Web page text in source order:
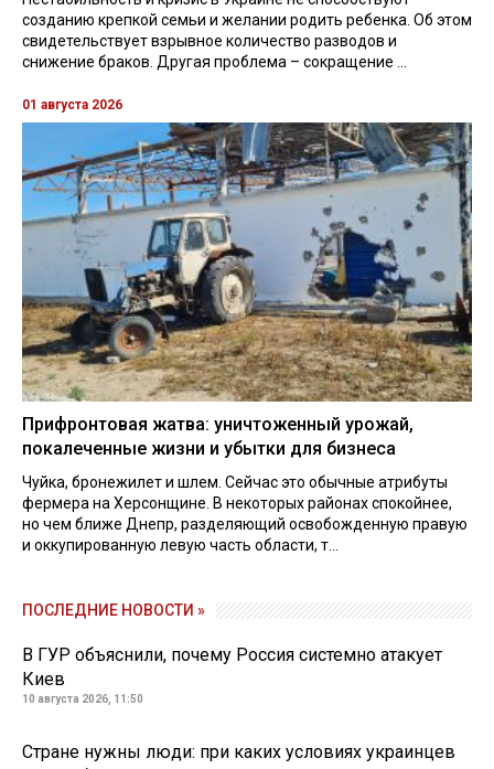
созданию крепкой семьи и желании родить ребенка. Об этом
свидетельствует взрывное количество разводов и
снижение браков. Другая проблема – сокращение ...
01 августа 2026
Прифронтовая жатва: уничтоженный урожай,
покалеченные жизни и убытки для бизнеса
Чуйка, бронежилет и шлем. Сейчас это обычные атрибуты
фермера на Херсонщине. В некоторых районах спокойнее,
но чем ближе Днепр, разделяющий освобожденную правую
и оккупированную левую часть области, т...
ПОСЛЕДНИЕ НОВОСТИ »
В ГУР объяснили, почему Россия системно атакует
Киев
10 августа 2026, 11:50
Стране нужны люди: при каких условиях украинцев